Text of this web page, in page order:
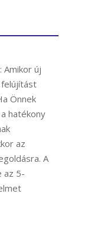
Amikor új
Önnek
hatékony
az
A
az 5-